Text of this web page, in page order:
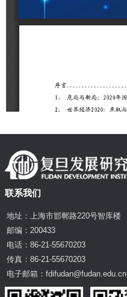
联系我们
地址：上海市邯郸路220号智库楼
邮编：200433
电话：86-21-55670203
传真：86-21-55670203
电子邮箱：fdifudan@fudan.edu.cn